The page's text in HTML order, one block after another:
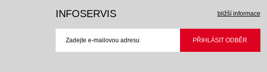
INFOSERVIS bližší informace